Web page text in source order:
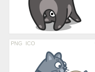
PNG ICO